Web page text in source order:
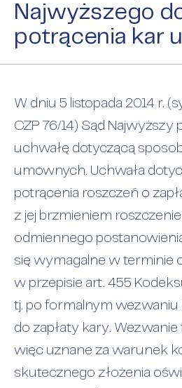
Najwyższego
potrącenia kar
W dniu 5 listopada 2014 r.
CZP 76/14) Sąd Najwyższy
uchwałę dotyczącą
umownych. Uchwała
potrącenia roszczeń o
z jej brzmieniem
odmiennego
się wymagalne w terminie
w przepisie art. 455
tj. po formalnym
do zapłaty kary.
więc uznane za warunek
skutecznego złożenia